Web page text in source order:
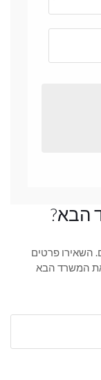
הבא?
השאירו פרטים
המשרד הבא